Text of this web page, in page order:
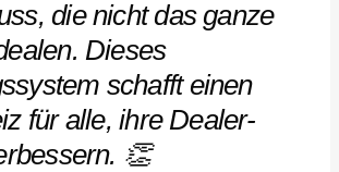
die nicht das ganze
Dieses
schafft einen
für alle, ihre Dealer-
👏